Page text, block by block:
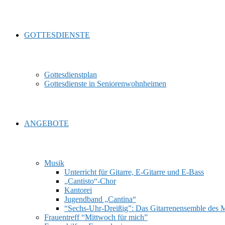
GOTTESDIENSTE
Gottesdienstplan
Gottesdienste in Seniorenwohnheimen
ANGEBOTE
Musik
Unterricht für Gitarre, E‑Gitarre und E‑Bass
„Cantisto“-Chor
Kantorei
Jugendband „Cantina“
“Sechs-Uhr-Dreißig”: Das Gitarrenensemble des
Frauentreff “Mittwoch für mich”